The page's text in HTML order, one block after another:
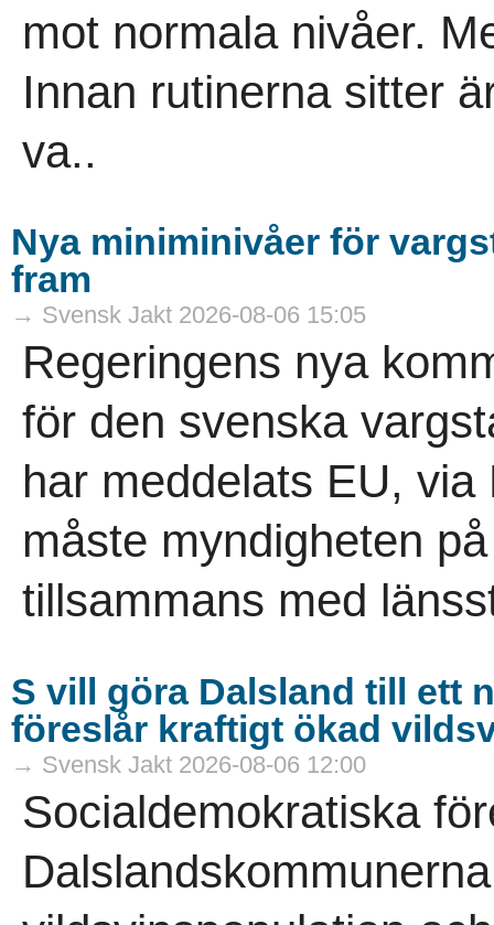
mot normala nivåer.
Innan rutinerna sitter
va..
Nya miniminivåer för
fram
→ Svensk Jakt 2026-08-06 15:05
Regeringens nya
för den svenska
har meddelats EU,
måste myndigheten
tillsammans med
S vill göra Dalsland till ett
föreslår kraftigt ökad
→ Svensk Jakt 2026-08-06 12:00
Socialdemokratiska